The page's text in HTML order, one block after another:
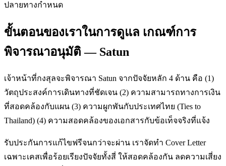
ปลายทางกำหนด
ขั้นตอนของเราในการดูแล เกณฑ์การ
พิจารณาอนุมัติ — Satun
เจ้าหน้าที่กงสุลจะพิจารณา Satun จากปัจจัยหลัก 4 ด้าน คือ (1)
วัตถุประสงค์การเดินทางที่ชัดเจน (2) ความสามารถทางการเงิน
ที่สอดคล้องกับแผน (3) ความผูกพันกับประเทศไทย (Ties to
Thailand) (4) ความสอดคล้องของเอกสารกับข้อเท็จจริงที่แจ้ง
รับประกันการแก้ไขฟรีจนกว่าจะผ่าน เราจัดทำ Cover Letter
เฉพาะเคสเพื่อร้อยเรียงปัจจัยทั้งสี่ ให้สอดคล้องกัน ลดความเสี่ยง